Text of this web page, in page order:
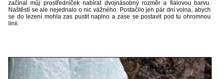
začínal můj prostředníček nabírat dvojnásobný rozměr a fialovou barvu.
Naštěstí se ale nejednalo o nic vážného. Postačilo jen pár dní volna, abych
se do lezení mohla zas pustit naplno a zase se postavit pod tu ohromnou
linii.